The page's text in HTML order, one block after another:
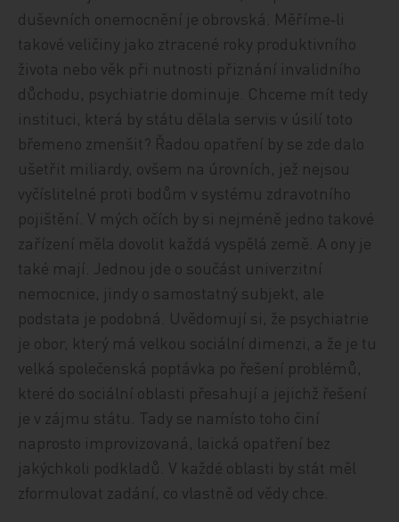
duševních onemocnění je obrovská. Měříme‑li
takové veličiny jako ztracené roky produktivního
života nebo věk při nutnosti přiznání invalidního
důchodu, psychiatrie dominuje. Chceme mít tedy
instituci, která by státu dělala servis v úsilí toto
břemeno zmenšit? Řadou opatření by se zde dalo
ušetřit miliardy, ovšem na úrovních, jež nejsou
vyčíslitelné proti bodům v systému zdravotního
pojištění. V mých očích by si nejméně jedno takové
zařízení měla dovolit každá vyspělá země. A ony je
také mají. Jednou jde o součást univerzitní
nemocnice, jindy o samostatný subjekt, ale
podstata je podobná. Uvědomují si, že psychiatrie
je obor, který má velkou sociální dimenzi, a že je tu
velká společenská poptávka po řešení problémů,
které do sociální oblasti přesahují a jejichž řešení
je v zájmu státu. Tady se namísto toho činí
naprosto improvizovaná, laická opatření bez
jakýchkoli podkladů. V každé oblasti by stát měl
zformulovat zadání, co vlastně od vědy chce.